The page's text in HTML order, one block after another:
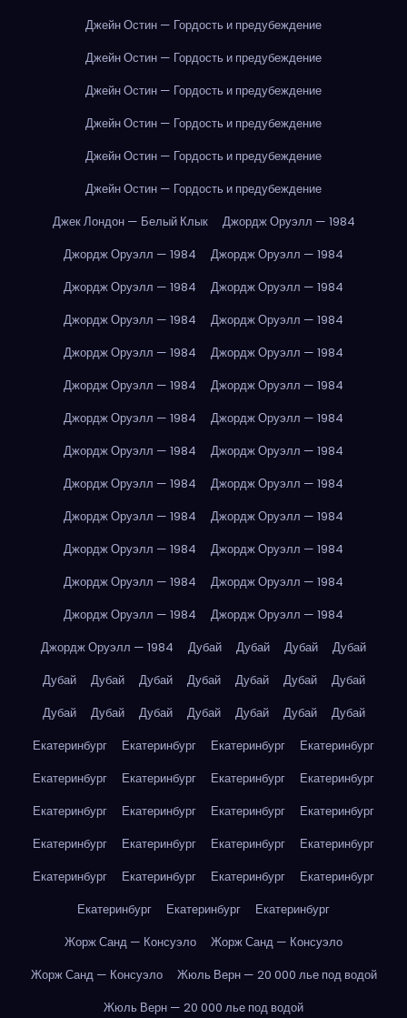
Джейн Остин — Гордость и предубеждение
Джейн Остин — Гордость и предубеждение
Джейн Остин — Гордость и предубеждение
Джейн Остин — Гордость и предубеждение
Джейн Остин — Гордость и предубеждение
Джейн Остин — Гордость и предубеждение
Джек Лондон — Белый Клык
Джордж Оруэлл — 1984
Джордж Оруэлл — 1984
Джордж Оруэлл — 1984
Джордж Оруэлл — 1984
Джордж Оруэлл — 1984
Джордж Оруэлл — 1984
Джордж Оруэлл — 1984
Джордж Оруэлл — 1984
Джордж Оруэлл — 1984
Джордж Оруэлл — 1984
Джордж Оруэлл — 1984
Джордж Оруэлл — 1984
Джордж Оруэлл — 1984
Джордж Оруэлл — 1984
Джордж Оруэлл — 1984
Джордж Оруэлл — 1984
Джордж Оруэлл — 1984
Джордж Оруэлл — 1984
Джордж Оруэлл — 1984
Джордж Оруэлл — 1984
Джордж Оруэлл — 1984
Джордж Оруэлл — 1984
Джордж Оруэлл — 1984
Джордж Оруэлл — 1984
Джордж Оруэлл — 1984
Джордж Оруэлл — 1984
Дубай Дубай Дубай
Дубай
Дубай
Дубай Дубай Дубай Дубай Дубай
Дубай
Дубай
Дубай Дубай Дубай Дубай Дубай
Дубай
Екатеринбург
Екатеринбург Екатеринбург
Екатеринбург
Екатеринбург
Екатеринбург Екатеринбург
Екатеринбург
Екатеринбург
Екатеринбург Екатеринбург
Екатеринбург
Екатеринбург
Екатеринбург Екатеринбург
Екатеринбург
Екатеринбург
Екатеринбург Екатеринбург
Екатеринбург
Екатеринбург
Екатеринбург
Екатеринбург
Жорж Санд — Консуэло
Жорж Санд — Консуэло
Жорж Санд — Консуэло
Жюль Верн — 20 000 лье под водой
Жюль Верн — 20 000 лье под водой